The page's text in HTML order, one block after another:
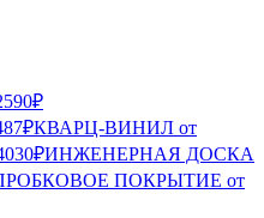
КВАРЦ-ВИНИЛ от
ИНЖЕНЕРНАЯ ДОСКА
ПОКРЫТИЕ от